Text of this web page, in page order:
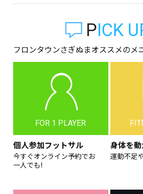
PICK
フロンタウンさぎぬまオススメのメ
FOR 1 PLAYER
個人参加フットサル
今すぐオンライン予約でお
一人でも!
身体を
運動不足